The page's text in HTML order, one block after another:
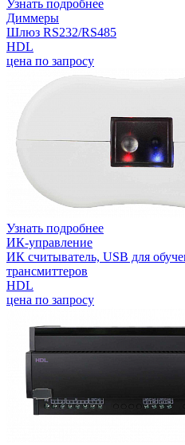
Узнать подробнее
Диммеры
Шлюз RS232/RS485
HDL
цена по запросу
Узнать подробнее
ИК-управление
ИК считыватель, USB для
трансмиттеров
HDL
цена по запросу